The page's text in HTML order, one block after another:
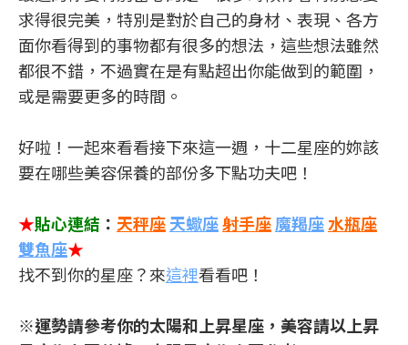
求得很完美，特別是對於自己的身材、表現、各方
面你看得到的事物都有很多的想法，這些想法雖然
都很不錯，不過實在是有點超出你能做到的範圍，
或是需要更多的時間。
好啦！一起來看看接下來這一週，十二星座的妳該
要在哪些美容保養的部份多下點功夫吧！
★貼心連結 ： 天秤座天蠍座射手座魔羯座水瓶座
雙魚座★
找不到你的星座？來這裡看看吧！
※運勢請參考你的太陽和上昇星座，美容請以上昇